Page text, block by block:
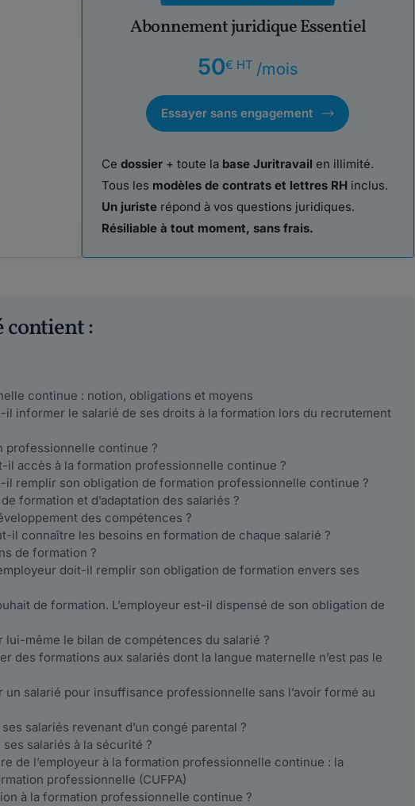
Abonnement juridique Essentiel
50€ HT /mois
Essayer sans engagement
Cedossier + toute la base Juritravail en illimité.
Tous les modèles de contrats et lettres RH inclus.
Un juriste répond à vos questions juridiques.
Résiliable à tout moment, sans frais.
contient :
continue : notion, obligations et moyens
il informer le salarié de ses droits à la formation lors du recrutement
professionnelle continue ?
il accès à la formation professionnelle continue ?
il remplir son obligation de formation professionnelle continue ?
formation et d’adaptation des salariés ?
des compétences ?
il connaître les besoins en formation de chaque salarié ?
de formation ?
doit-il remplir son obligation de formation envers ses
de formation. L’employeur est-il dispensé de son obligation de
lui-même le bilan de compétences du salarié ?
des formations aux salariés dont la langue maternelle n’est pas le
salarié pour insuffisance professionnelle sans l’avoir formé au
salariés revenant d’un congé parental ?
salariés à la sécurité ?
de l’employeur à la formation professionnelle continue : la
professionnelle (CUFPA)
à la formation professionnelle continue ?